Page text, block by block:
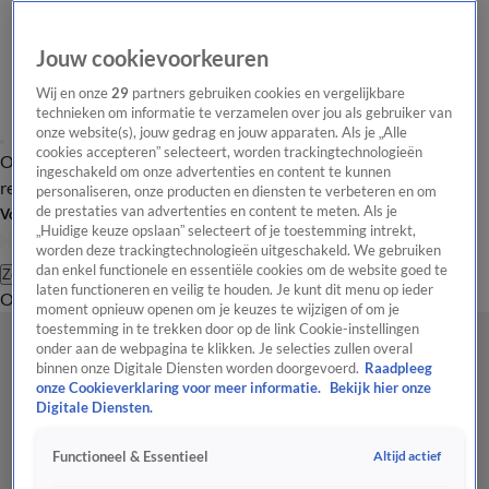
Overzicht Laatste nieuws Regionieuws Het beste van Hart
Tip de
redactie
Volg Hart van Nederland
Zoeken
OverzichtRegioUitzendingenWeerTip de redactiePanelVideo's
Jouw cookievoorkeuren
Wij en onze29 partners gebruiken cookies en vergelijkbare
technieken om informatie te verzamelen over jou als gebruiker van
onze website(s), jouw gedrag en jouw apparaten. Als je „Alle
cookies accepteren” selecteert, worden trackingtechnologieën
ingeschakeld om onze advertenties en content te kunnen
personaliseren, onze producten en diensten te verbeteren en om
de prestaties van advertenties en content te meten. Als je
„Huidige keuze opslaan” selecteert of je toestemming intrekt,
worden deze trackingtechnologieën uitgeschakeld. We gebruiken
dan enkel functionele en essentiële cookies om de website goed te
laten functioneren en veilig te houden. Je kunt dit menu op ieder
moment opnieuw openen om je keuzes te wijzigen of om je
toestemming in te trekken door op de link Cookie-instellingen
onder aan de webpagina te klikken. Je selecties zullen overal
binnen onze Digitale Diensten worden doorgevoerd. Raadpleeg
onze Cookieverklaring voor meer informatie.
Bekijk hier onze
Digitale Diensten.
Functioneel & Essentieel Altijd actief